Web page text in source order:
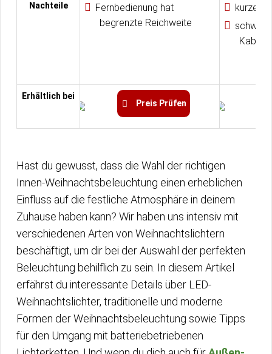
Nachteile
Fernbedienung hat
begrenzte Reichweite
kurzes
Kabel
Erhältlich bei
Preis Prüfen
Hast du gewusst, dass die Wahl der richtigen
Innen-Weihnachtsbeleuchtung einen erheblichen
Einfluss auf die festliche Atmosphäre in deinem
Zuhause haben kann? Wir haben uns intensiv mit
verschiedenen Arten von Weihnachtslichtern
beschäftigt, um dir bei der Auswahl der perfekten
Beleuchtung behilflich zu sein. In diesem Artikel
erfährst du interessante Details über LED-
Weihnachtslichter, traditionelle und moderne
Formen der Weihnachtsbeleuchtung sowie Tipps
für den Umgang mit batteriebetriebenen